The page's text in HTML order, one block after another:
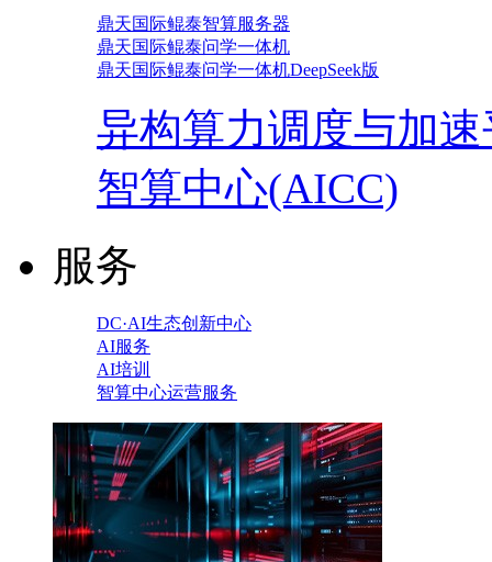
鼎天国际鲲泰智算服务器
鼎天国际鲲泰问学一体机
鼎天国际鲲泰问学一体机DeepSeek版
异构算力调度与加
智算中心(AICC)
服务
DC·AI生态创新中心
AI服务
AI培训
智算中心运营服务